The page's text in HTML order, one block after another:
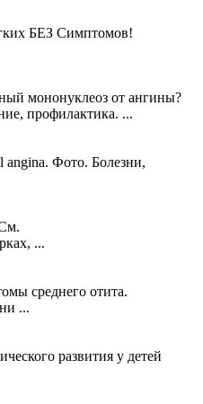
БЕЗ Симптомов!
мононуклеоз от ангины?
профилактика. ...
angina. Фото. Болезни,
...
среднего отита.
...
развития у детей